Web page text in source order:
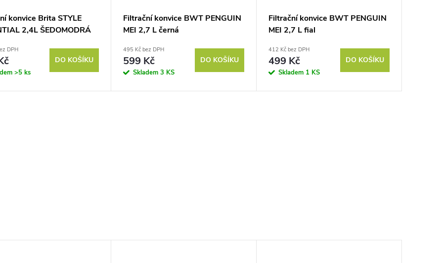
konvice Brita STYLE
2,4L ŠEDOMODRÁ
DPH
>5 ks
DO KOŠÍKU
Filtrační konvice BWT PENGUIN
MEI 2,7 L černá
495 Kč bez DPH
599 Kč
Skladem 3 KS
DO KOŠÍKU
Filtrační konvice BWT PENGUIN
MEI 2,7 L fial
412 Kč bez DPH
499 Kč
Skladem 1 KS
DO KOŠÍKU